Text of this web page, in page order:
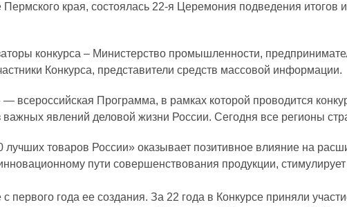
Пермского края, состоялась 22-я Церемония подведения
конкурса – Министерство промышленности,
Конкурса, представители средств массовой информации.
всероссийская Программа, в рамках которой проводится
явлений деловой жизни России. Сегодня все регионы
товаров России» оказывает позитивное влияние на
пути совершенствования продукции,
первого года ее создания. За 22 года в Конкурсе приняли